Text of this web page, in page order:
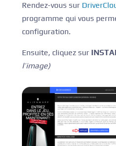
Rendez-vous sur
programme qui vous
configuration.
Ensuite, cliquez sur
l’image)